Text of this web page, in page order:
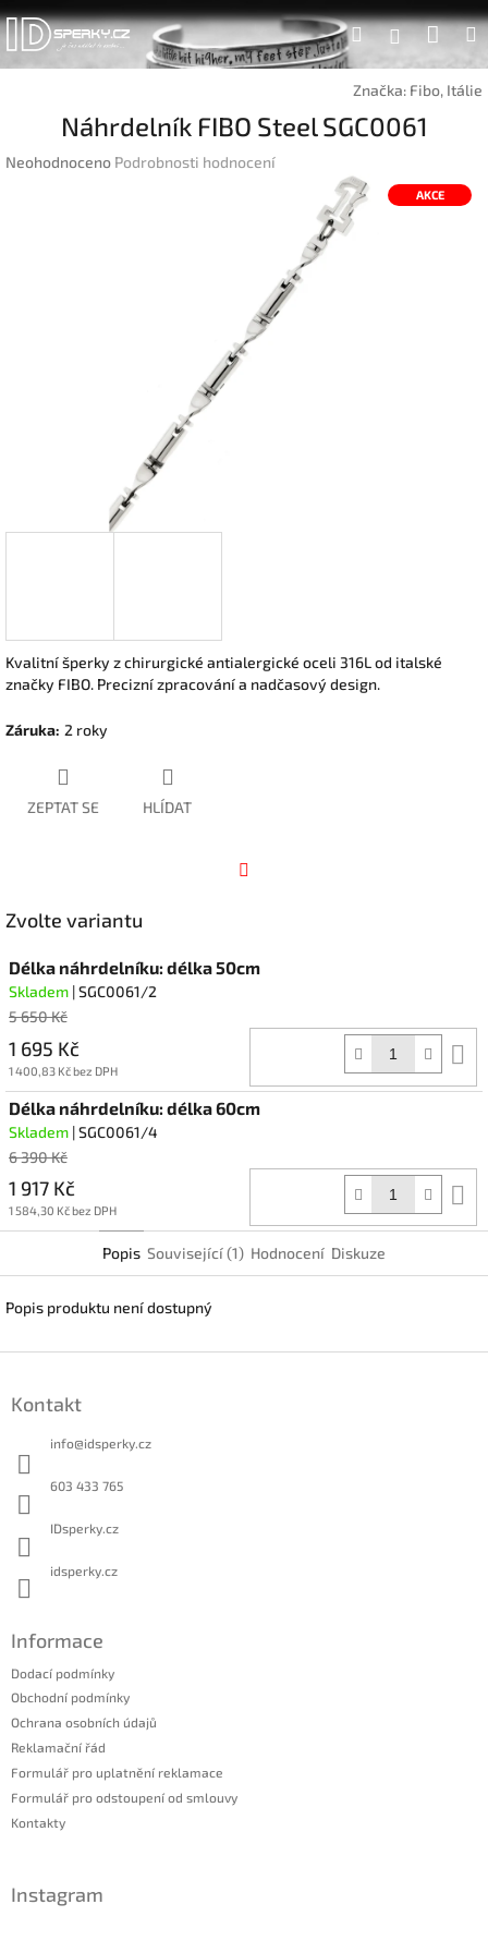
Přejít
na
obsah
Hledat
Značka: Fibo, Itálie
Náhrdelník FIBO Steel SGC0061
Průměrné
Neohodnoceno Podrobnosti hodnocení
AKCE
Kvalitní šperky z chirurgické antialergické oceli 316L od italské
značky FIBO. Precizní zpracování a nadčasový design.
Záruka: 2 roky
ZEPTAT SE HLÍDAT
Zvolte variantu
Délka náhrdelníku: délka 50cm
Skladem | SGC0061/2
5 650 Kč
1 695 Kč
1 400,83 Kč bez DPH
Délka náhrdelníku: délka 60cm
Skladem | SGC0061/4
6 390 Kč
1 917 Kč
1 584,30 Kč bez DPH
Popis Související (1) Hodnocení Diskuze
Popis produktu není dostupný
Kontakt
info@idsperky.cz
603 433 765
IDsperky.cz
idsperky.cz
Informace
Dodací podmínky
Obchodní podmínky
Ochrana osobních údajů
Reklamační řád
Formulář pro uplatnění reklamace
Formulář pro odstoupení od smlouvy
Kontakty
Instagram